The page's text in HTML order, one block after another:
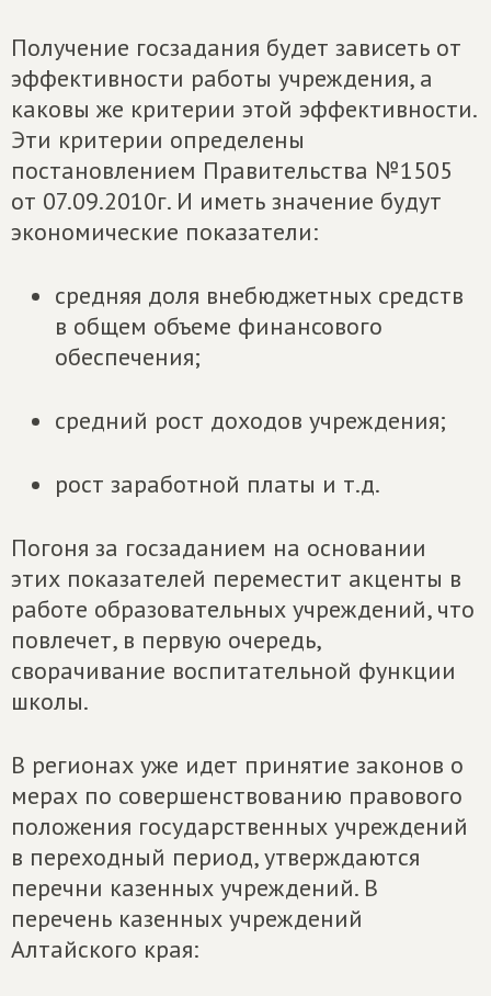
Получение госзадания будет зависеть от
эффективности работы учреждения, а
каковы же критерии этой эффективности.
Эти критерии определены
постановлением Правительства №1505
от 07.09.2010г. И иметь значение будут
экономические показатели:
средняя доля внебюджетных средств
в общем объеме финансового
обеспечения;
средний рост доходов учреждения;
рост заработной платы и т.д.
Погоня за госзаданием на основании
этих показателей переместит акценты в
работе образовательных учреждений, что
повлечет, в первую очередь,
сворачивание воспитательной функции
школы.
В регионах уже идет принятие законов о
мерах по совершенствованию правового
положения государственных учреждений
в переходный период, утверждаются
перечни казенных учреждений. В
перечень казенных учреждений
Алтайского края: